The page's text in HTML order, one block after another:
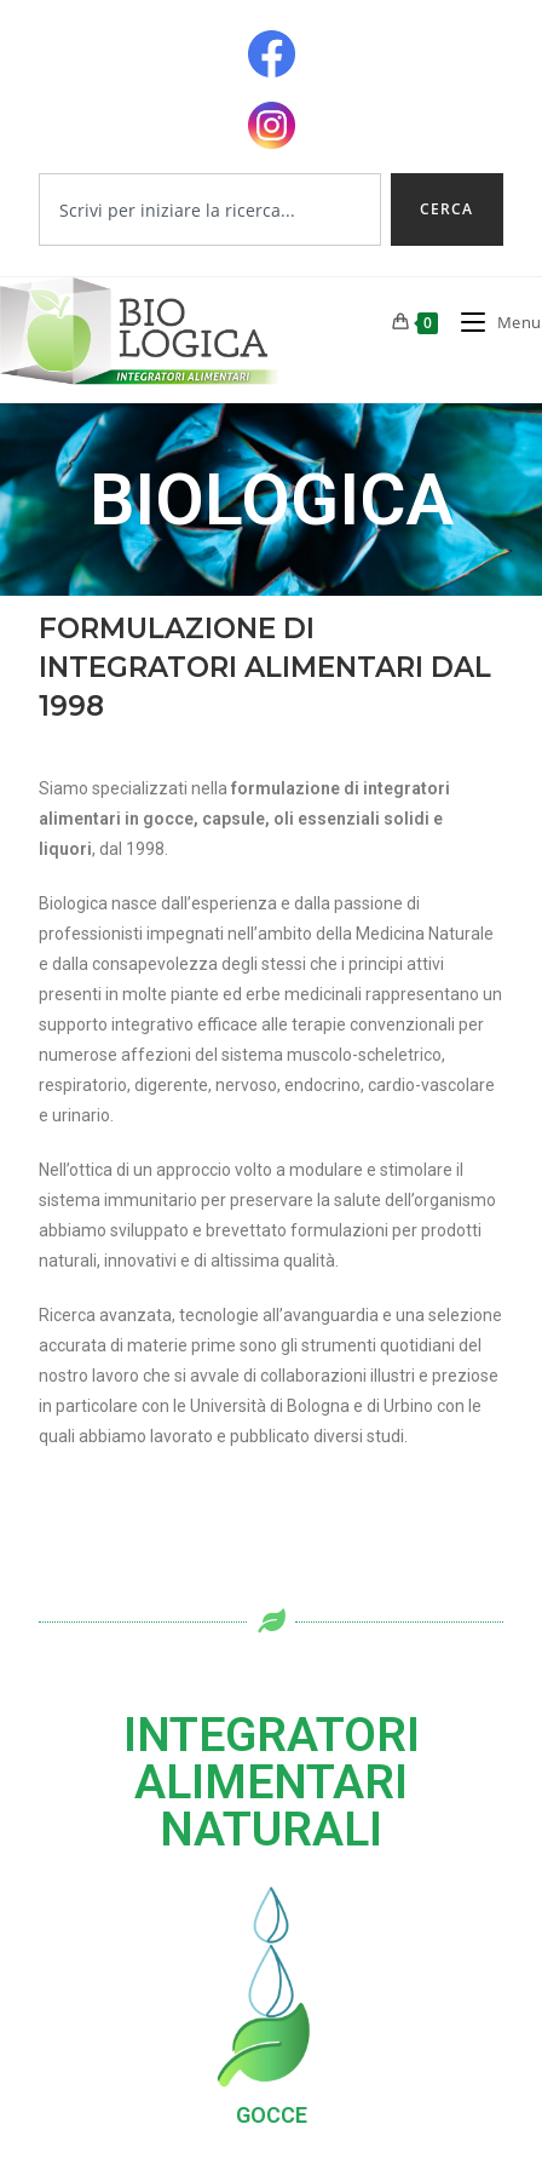
CERCA
0 Menu
BIOLOGICA
FORMULAZIONE DI
INTEGRATORI ALIMENTARI DAL
1998
Siamo specializzati nellaformulazione di integratori
alimentari in gocce, capsule, oli essenziali solidi e
liquori, dal 1998.
Biologica nasce dall’esperienza e dalla passione di
professionisti impegnati nell’ambito della Medicina Naturale
e dalla consapevolezza degli stessi che i principi attivi
presenti in molte piante ed erbe medicinali rappresentano un
supporto integrativo efficace alle terapie convenzionali per
numerose affezioni del sistema muscolo-scheletrico,
respiratorio, digerente, nervoso, endocrino, cardio-vascolare
e urinario.
Nell’ottica di un approccio volto a modulare e stimolare il
sistema immunitario per preservare la salute dell’organismo
abbiamo sviluppato e brevettato formulazioni per prodotti
naturali, innovativi e di altissima qualità.
Ricerca avanzata, tecnologie all’avanguardia e una selezione
accurata di materie prime sono gli strumenti quotidiani del
nostro lavoro che si avvale di collaborazioni illustri e preziose
in particolare con le Università di Bologna e di Urbino con le
quali abbiamo lavorato e pubblicato diversi studi.
INTEGRATORI
ALIMENTARI
NATURALI
GOCCE